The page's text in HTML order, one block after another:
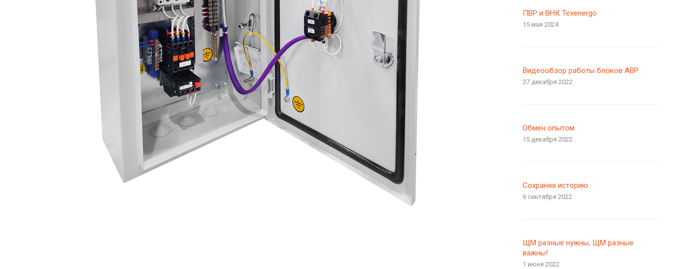
ПВР и ВНК Texenergo
15 мая 2024
Видеообзор работы блоков АВР
27 декабря 2022
Обмен опытом
15 декабря 2022
Сохраняя историю
6 сентября 2022
ЩМ разные нужны, ЩМ разные
важны!
1 июня 2022